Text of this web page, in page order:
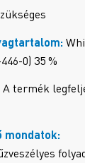
0) 35 %
A termék
mondatok: